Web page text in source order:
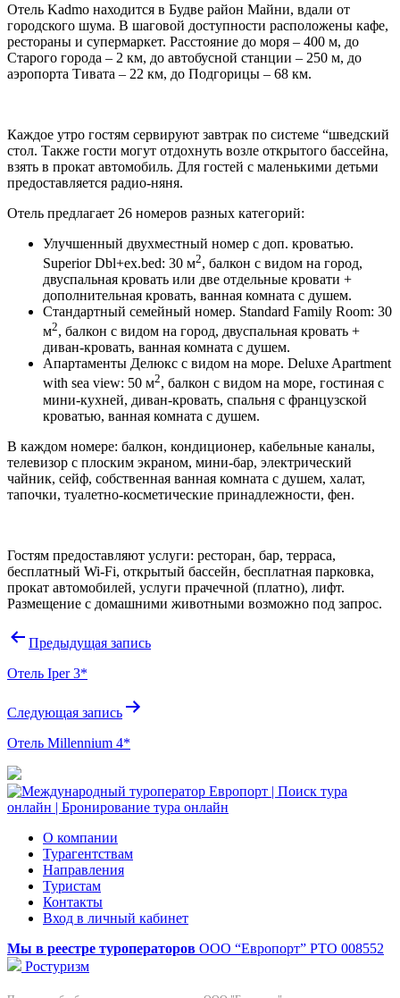
Отель Kadmo находится в Будве район Майни, вдали от
городского шума. В шаговой доступности расположены кафе,
рестораны и супермаркет. Расстояние до моря – 400 м, до
Старого города – 2 км, до автобусной станции – 250 м, до
аэропорта Тивата – 22 км, до Подгорицы – 68 км.
Каждое утро гостям сервируют завтрак по системе “шведский
стол. Также гости могут отдохнуть возле открытого бассейна,
взять в прокат автомобиль. Для гостей с маленькими детьми
предоставляется радио-няня.
Отель предлагает 26 номеров разных категорий:
Улучшенный двухместный номер с доп. кроватью.
Superior Dbl+ex.bed: 30 м2, балкон с видом на город,
двуспальная кровать или две отдельные кровати +
дополнительная кровать, ванная комната с душем.
Стандартный семейный номер. Standard Family Room: 30
м2, балкон с видом на город, двуспальная кровать +
диван-кровать, ванная комната с душем.
Апартаменты Делюкс с видом на море. Deluxe Apartment
with sea view: 50 м2, балкон с видом на море, гостиная с
мини-кухней, диван-кровать, спальня с французской
кроватью, ванная комната с душем.
В каждом номере: балкон, кондиционер, кабельные каналы,
телевизор с плоским экраном, мини-бар, электрический
чайник, сейф, собственная ванная комната с душем, халат,
тапочки, туалетно-косметические принадлежности, фен.
Гостям предоставляют услуги: ресторан, бар, терраса,
бесплатный Wi-Fi, открытый бассейн, бесплатная парковка,
прокат автомобилей, услуги прачечной (платно), лифт.
Размещение с домашними животными возможно под запрос.
Навигация
записям
Предыдущая запись
Отель Iper 3*
Следующая запись
Отель Millennium 4*
О компании
Турагентствам
Направления
Туристам
Контакты
Вход в личный кабинет
Мы в реестре туроператоров ООО “Европорт” РТО 008552
Ростуризм